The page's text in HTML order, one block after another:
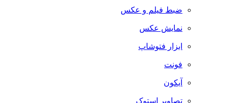
ضبط فيلم و عكس
نمایش عکس
ابزار فتوشاپ
فونت
آیکون
تصاویر استوک